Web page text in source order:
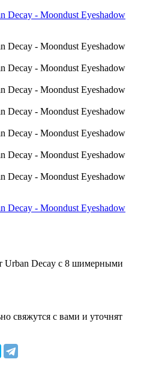
Urban Decay с 8 шимерными
свяжутся с вами и уточнят